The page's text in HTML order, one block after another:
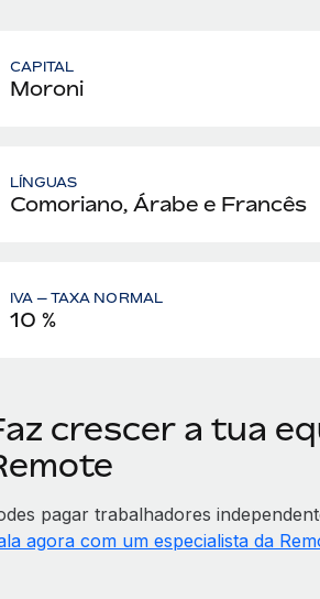
CAPITAL
Moroni
LÍNGUAS
Comoriano, Árabe e Francês
IVA — TAXA NORMAL
10 %
crescer a tua
pagar trabalhadores
agora com um especialista da